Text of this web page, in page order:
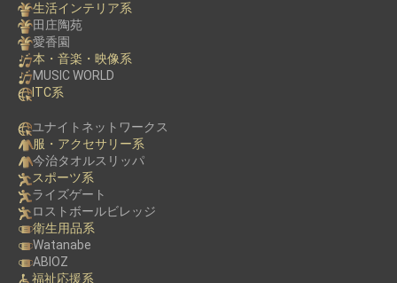
生活インテリア系
田庄陶苑
愛香園
本・音楽・映像系
MUSIC WORLD
ITC系
ユナイトネットワークス
服・アクセサリー系
今治タオルスリッパ
スポーツ系
ライズゲート
ロストボールビレッジ
衛生用品系
Watanabe
ABIOZ
福祉応援系